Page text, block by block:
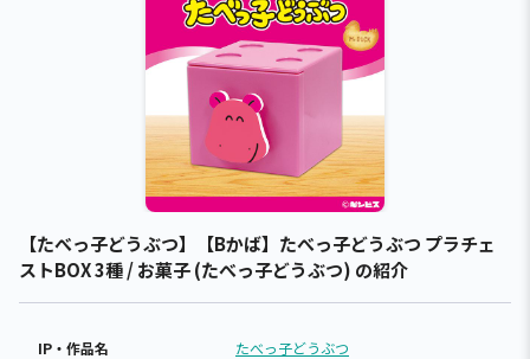
【たべっ子どうぶつ】【Bかば】たべっ子どうぶつ プラチェ
ストBOX 3種 / お菓子 (たべっ子どうぶつ) の紹介
IP・作品名 たべっ子どうぶつ